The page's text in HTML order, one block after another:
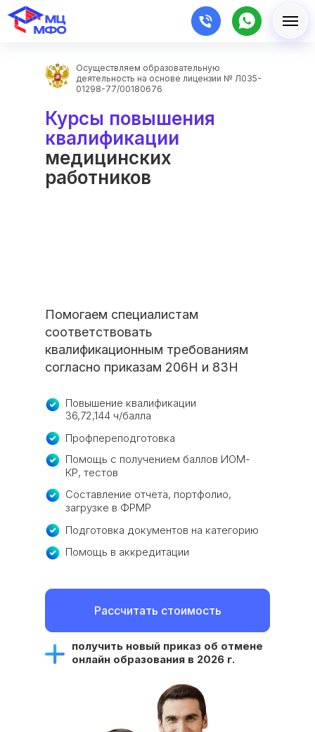
Помогаем специалистам
соответствовать
квалификационным требованиям
согласно приказам 206Н и 83Н
Рассчитать стоимость
Курсы повышения
квалификации
медицинских
работников
Повышение квалификации
36,72,144 ч/балла
Профпереподготовка
Помощь с получением баллов ИОМ-
КР, тестов
Подготовка документов на категорию
Составление отчета, портфолио,
загрузке в ФРМР
Помощь в аккредитации
получить новый приказ об отмене
онлайн образования в 2026 г.
Осуществляем образовательную
деятельность на основе лицензии № Л035-
01298-77/00180676